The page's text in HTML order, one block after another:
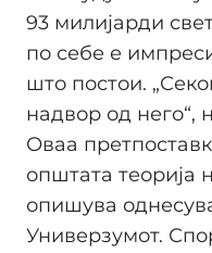
93 милијарди
по себе е
што постои.
надвор од него“,
Оваа
општата теорија
опишува
Универзумот.